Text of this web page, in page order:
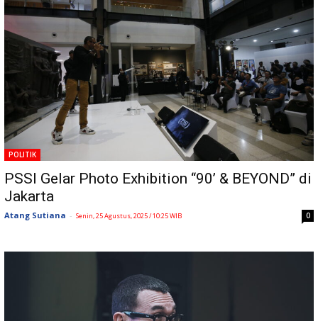
POLITIK
PSSI Gelar Photo Exhibition “90’ & BEYOND” di
Jakarta
Atang Sutiana - Senin, 25 Agustus, 2025 / 10:25 WIB 0